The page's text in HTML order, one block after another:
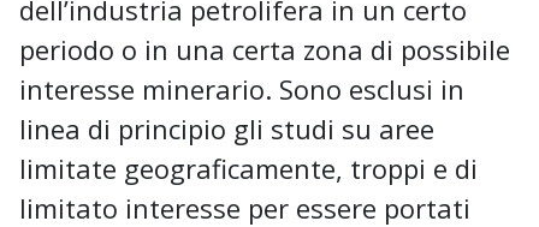
dell’industria petrolifera in un certo
periodo o in una certa zona di possibile
interesse minerario. Sono esclusi in
linea di principio gli studi su aree
limitate geograficamente, troppi e di
limitato interesse per essere portati